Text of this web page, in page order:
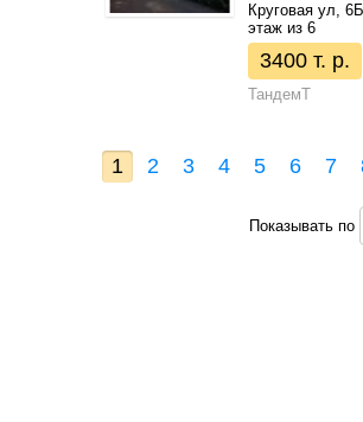
Круговая ул,
этаж из 6
3400 т. р.
ТандемТ
1 2 3 4 5 6 7
Показывать по